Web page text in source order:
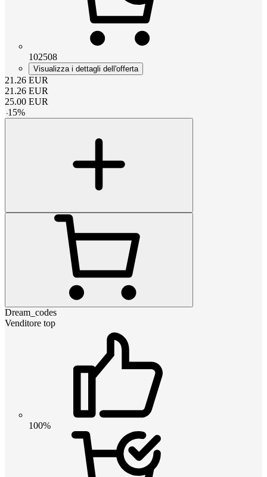
102508
Visualizza i dettagli dell'offerta
21.26 EUR
21.26 EUR
25.00 EUR
-15%
Dream_codes
Venditore top
100%